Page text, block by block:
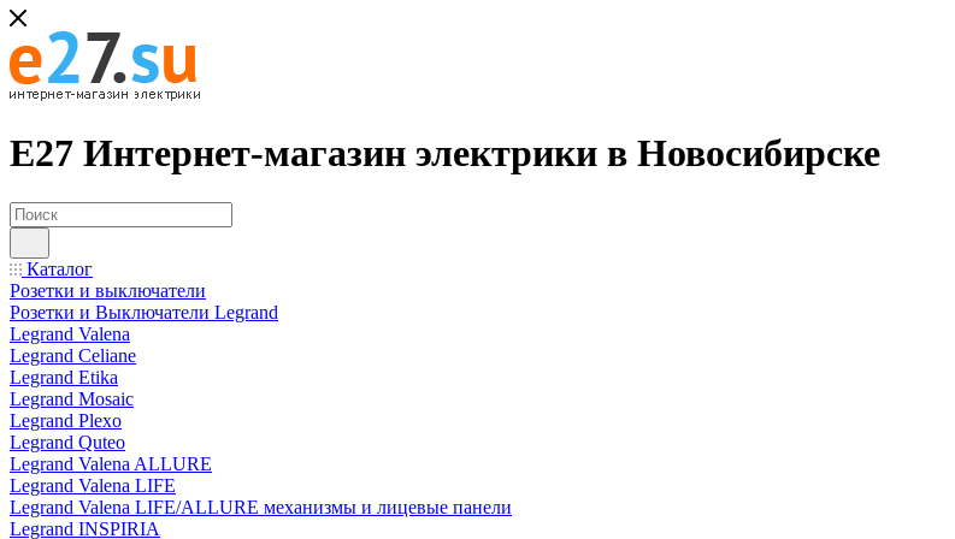
Е27 Интернет-магазин электрики в Новосибирске
Каталог
Розетки и выключатели
Розетки и Выключатели Legrand
Legrand Valena
Legrand Celiane
Legrand Etika
Legrand Mosaic
Legrand Plexo
Legrand Quteo
Legrand Valena ALLURE
Legrand Valena LIFE
Legrand Valena LIFE/ALLURE механизмы и лицевые панели
Legrand INSPIRIA